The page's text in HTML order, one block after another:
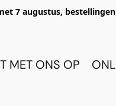
7 augustus,
MET ONS OP